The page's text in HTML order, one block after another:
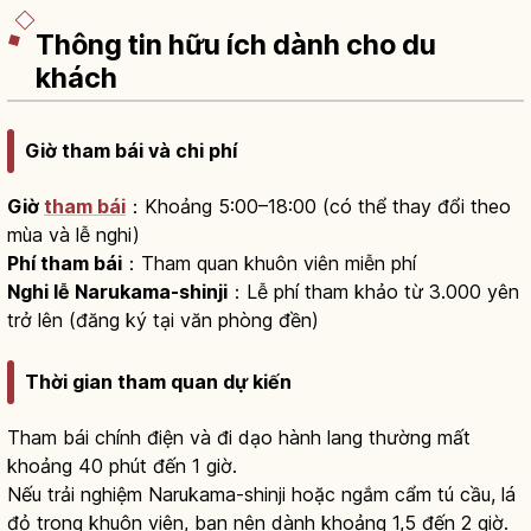
Thông tin hữu ích dành cho du
khách
Giờ tham bái và chi phí
Giờ tham bái ：Khoảng 5:00–18:00 (có thể thay đổi theo
mùa và lễ nghi)
Phí tham bái ：Tham quan khuôn viên miễn phí
Nghi lễ Narukama-shinji ：Lễ phí tham khảo từ 3.000 yên
trở lên (đăng ký tại văn phòng đền)
Thời gian tham quan dự kiến
Tham bái chính điện và đi dạo hành lang thường mất
khoảng 40 phút đến 1 giờ.
Nếu trải nghiệm Narukama-shinji hoặc ngắm cẩm tú cầu, lá
đỏ trong khuôn viên, bạn nên dành khoảng 1,5 đến 2 giờ.